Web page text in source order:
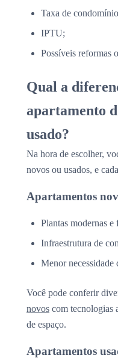
Taxa de
IPTU;
Possíveis reformas
Qual a
apartamento
usado?
Na hora de escolher,
novos ou usados, e
Apartamentos
Plantas modernas e
Infraestrutura de
Menor necessidade
Você pode conferir
novos com tecnologias
de espaço.
Apartamentos